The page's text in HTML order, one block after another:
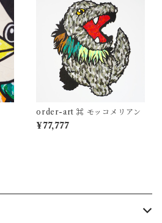
order-art ⌘ モッコメリアン
¥77,777